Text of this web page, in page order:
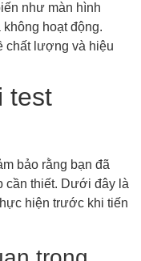
như màn hình
không hoạt động.
chất lượng và hiệu
test
bảo rằng bạn đã
cần thiết. Dưới đây là
hiện trước khi tiến